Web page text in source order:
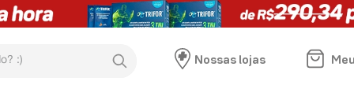
Nossas lojas